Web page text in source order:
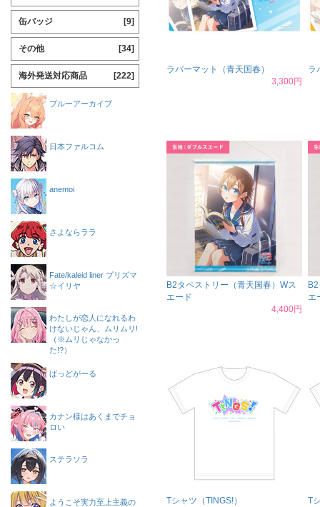
ラバーマット（青天国春）
3,300円
ラ
B2タペストリー（青天国春）Wス
エード
4,400円
エ
Tシャツ（TINGS!）
T
缶バッジ [9]
その他 [34]
海外発送対応商品 [222]
ブルーアーカイブ
日本ファルコム
anemoi
さよならララ
Fate/kaleid liner プリズマ
☆イリヤ
わたしが恋人になれるわ
けないじゃん、ムリムリ!
（※ムリじゃなかっ
た!?）
ばっどがーる
カナン様はあくまでチョ
ロい
ステラソラ
ようこそ実力至上主義の